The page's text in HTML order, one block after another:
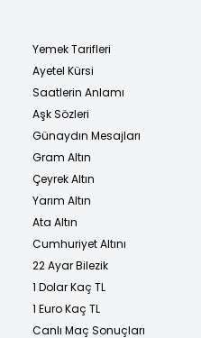
Yemek Tarifleri
Ayetel Kürsi
Saatlerin Anlamı
Aşk Sözleri
Günaydın Mesajları
Gram Altın
Çeyrek Altın
Yarım Altın
Ata Altın
Cumhuriyet Altını
22 Ayar Bilezik
1 Dolar Kaç TL
1 Euro Kaç TL
Canlı Maç Sonuçları